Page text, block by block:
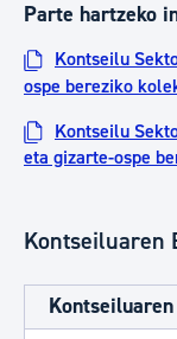
Parte hartzeko
Kontseilu
ospe bereziko
Kontseilu
eta gizarte-ospe
Kontseiluaren